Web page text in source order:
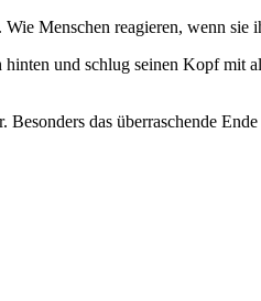
Menschen reagieren, wenn sie
und schlug seinen Kopf mit
das überraschende